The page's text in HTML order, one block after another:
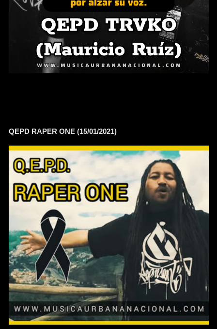
QEPD RAPER ONE (15/01/2021)